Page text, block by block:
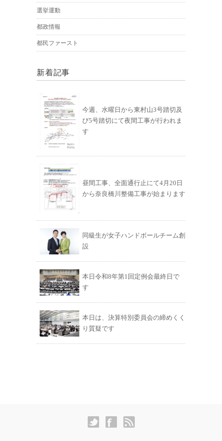
選挙運動
都政情報
都民ファースト
新着記事
今週、水曜日から東村山3号踏切及
び5号踏切にて夜間工事が行われま
す
昼間工事、全面通行止にて4月20日
から奈良橋川整備工事が始まります
同級生が女子ハンドボールチーム創
設
本日令和8年第1回定例会最終日で
す
本日は、決算特別委員会の締めくく
り質疑です